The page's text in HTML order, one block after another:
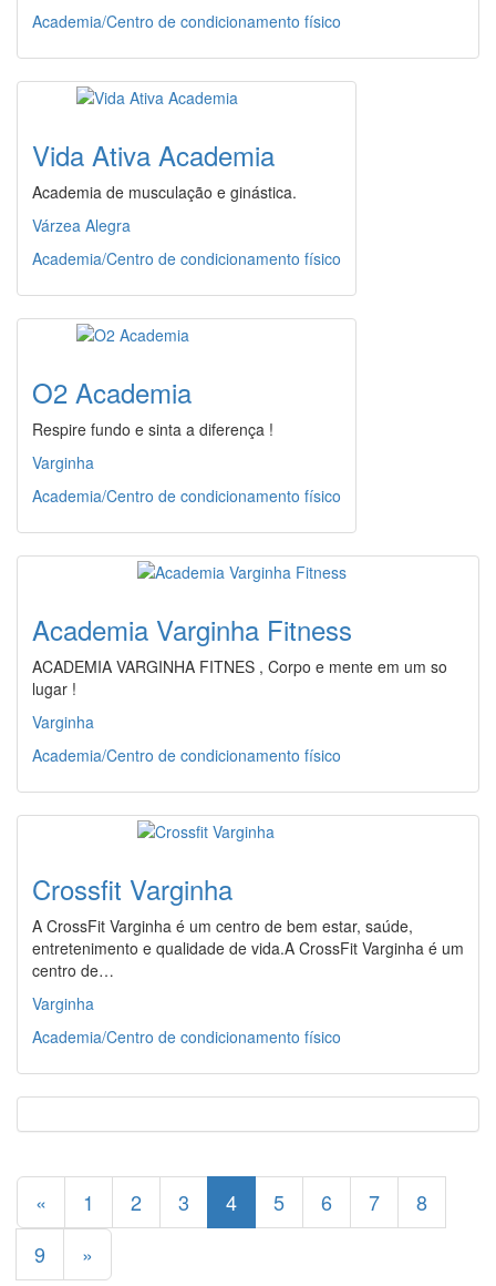
Academia/Centro de condicionamento físico
Vida Ativa Academia
Academia de musculação e ginástica.
Várzea Alegra
Academia/Centro de condicionamento físico
O2 Academia
Respire fundo e sinta a diferença !
Varginha
Academia/Centro de condicionamento físico
Academia Varginha Fitness
ACADEMIA VARGINHA FITNES , Corpo e mente em um so
lugar !
Varginha
Academia/Centro de condicionamento físico
Crossfit Varginha
A CrossFit Varginha é um centro de bem estar, saúde,
entretenimento e qualidade de vida.A CrossFit Varginha é um
centro de…
Varginha
Academia/Centro de condicionamento físico
« 1 2 3 4 5 6 7
8
9
»